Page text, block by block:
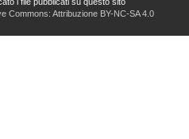
Commons: Attribuzione BY-NC-SA 4.0